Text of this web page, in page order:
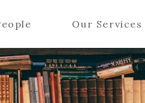
Our Services